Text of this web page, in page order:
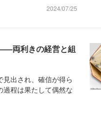
2024/07/25
両利きの経営と組
出され、確信が得ら
程は果たして偶然な